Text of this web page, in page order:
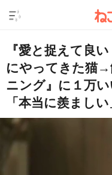
『愛と捉えて良
にやってきた猫→
ニング』に１万い
「本当に羨ましい